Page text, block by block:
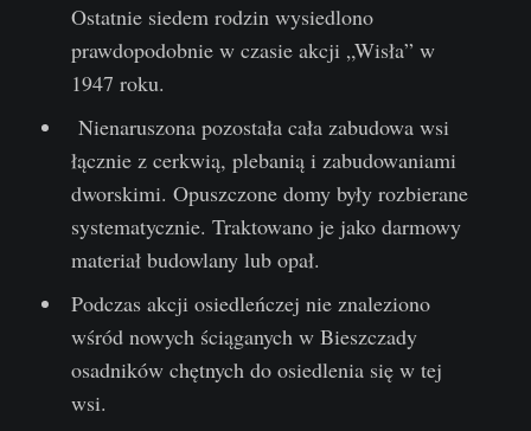
Ostatnie siedem rodzin wysiedlono
prawdopodobnie w czasie akcji „Wisła” w
1947 roku.
Nienaruszona pozostała cała zabudowa wsi
łącznie z cerkwią, plebanią i zabudowaniami
dworskimi. Opuszczone domy były rozbierane
systematycznie. Traktowano je jako darmowy
materiał budowlany lub opał.
Podczas akcji osiedleńczej nie znaleziono
wśród nowych ściąganych w Bieszczady
osadników chętnych do osiedlenia się w tej
wsi.